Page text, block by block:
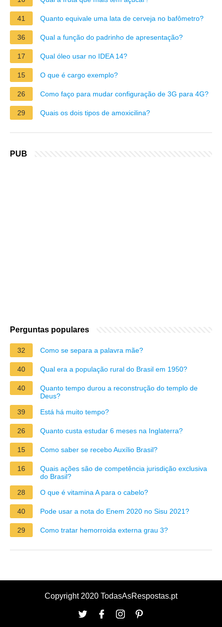
41 Quanto equivale uma lata de cerveja no bafômetro?
36 Qual a função do padrinho de apresentação?
17 Qual óleo usar no IDEA 14?
15 O que é cargo exemplo?
26 Como faço para mudar configuração de 3G para 4G?
29 Quais os dois tipos de amoxicilina?
PUB
Perguntas populares
32 Como se separa a palavra mãe?
40 Qual era a população rural do Brasil em 1950?
40
Quanto tempo durou a reconstrução do templo de
Deus?
39
Está há muito tempo?
26 Quanto custa estudar 6 meses na Inglaterra?
15 Como saber se recebo Auxílio Brasil?
16
Quais ações são de competência jurisdição exclusiva
do Brasil?
28
O que é vitamina A para o cabelo?
40 Pode usar a nota do Enem 2020 no Sisu 2021?
29 Como tratar hemorroida externa grau 3?
Copyright 2020 TodasAsRespostas.pt